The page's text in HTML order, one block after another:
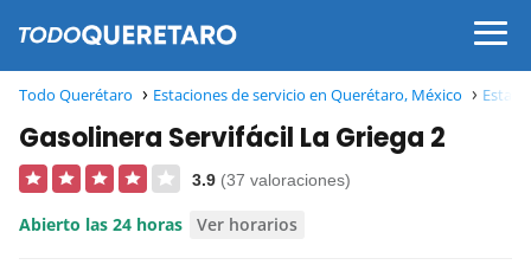
Todo Querétaro Estaciones de servicio en Querétaro, México
Gasolinera Servifácil La Griega 2
3.9 (37 valoraciones)
Abierto las 24 horas Ver horarios